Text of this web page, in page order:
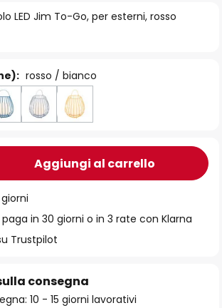
LED Jim To-Go, per esterni, rosso
rosso / bianco
Aggiungi al carrello
in 30 giorni o in 3 rate con Klarna
Trustpilot
consegna
10 - 15 giorni lavorativi